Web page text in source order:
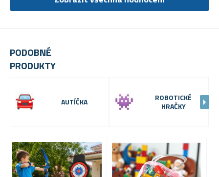
PODOBNÉ
PRODUKTY
AUTÍČKA
ROBOTICKÉ
HRAČKY